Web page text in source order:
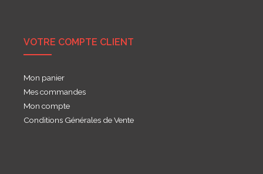
VOTRE COMPTE CLIENT
Mon panier
Mes commandes
Mon compte
Conditions Générales de Vente